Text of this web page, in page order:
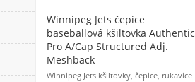
Winnipeg Jets čepice
baseballová kšiltovka Authentic
Pro A/Cap Structured Adj.
Meshback
Winnipeg Jets kšiltovky, čepice, rukavice